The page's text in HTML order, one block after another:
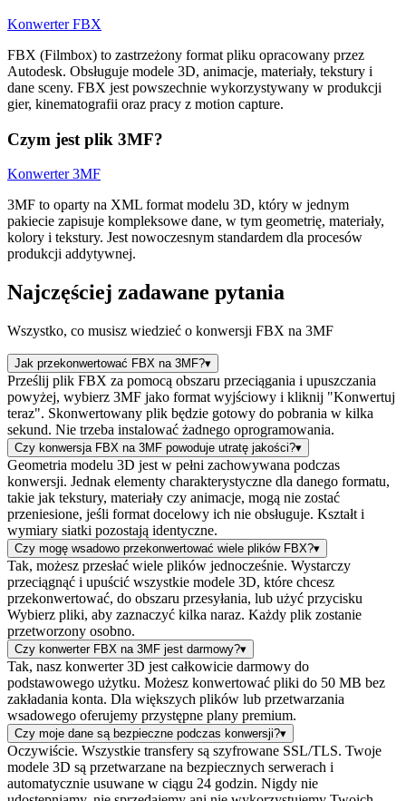
Konwerter FBX
FBX (Filmbox) to zastrzeżony format pliku opracowany przez
Autodesk. Obsługuje modele 3D, animacje, materiały, tekstury i
dane sceny. FBX jest powszechnie wykorzystywany w produkcji
gier, kinematografii oraz pracy z motion capture.
Czym jest plik 3MF?
Konwerter 3MF
3MF to oparty na XML format modelu 3D, który w jednym
pakiecie zapisuje kompleksowe dane, w tym geometrię, materiały,
kolory i tekstury. Jest nowoczesnym standardem dla procesów
produkcji addytywnej.
Najczęściej zadawane pytania
Wszystko, co musisz wiedzieć o konwersji FBX na 3MF
Jak przekonwertować FBX na 3MF?▾
Prześlij plik FBX za pomocą obszaru przeciągania i upuszczania
powyżej, wybierz 3MF jako format wyjściowy i kliknij "Konwertuj
teraz". Skonwertowany plik będzie gotowy do pobrania w kilka
sekund. Nie trzeba instalować żadnego oprogramowania.
Czy konwersja FBX na 3MF powoduje utratę jakości?▾
Geometria modelu 3D jest w pełni zachowywana podczas
konwersji. Jednak elementy charakterystyczne dla danego formatu,
takie jak tekstury, materiały czy animacje, mogą nie zostać
przeniesione, jeśli format docelowy ich nie obsługuje. Kształt i
wymiary siatki pozostają identyczne.
Czy mogę wsadowo przekonwertować wiele plików FBX?▾
Tak, możesz przesłać wiele plików jednocześnie. Wystarczy
przeciągnąć i upuścić wszystkie modele 3D, które chcesz
przekonwertować, do obszaru przesyłania, lub użyć przycisku
Wybierz pliki, aby zaznaczyć kilka naraz. Każdy plik zostanie
przetworzony osobno.
Czy konwerter FBX na 3MF jest darmowy?▾
Tak, nasz konwerter 3D jest całkowicie darmowy do
podstawowego użytku. Możesz konwertować pliki do 50 MB bez
zakładania konta. Dla większych plików lub przetwarzania
wsadowego oferujemy przystępne plany premium.
Czy moje dane są bezpieczne podczas konwersji?▾
Oczywiście. Wszystkie transfery są szyfrowane SSL/TLS. Twoje
modele 3D są przetwarzane na bezpiecznych serwerach i
automatycznie usuwane w ciągu 24 godzin. Nigdy nie